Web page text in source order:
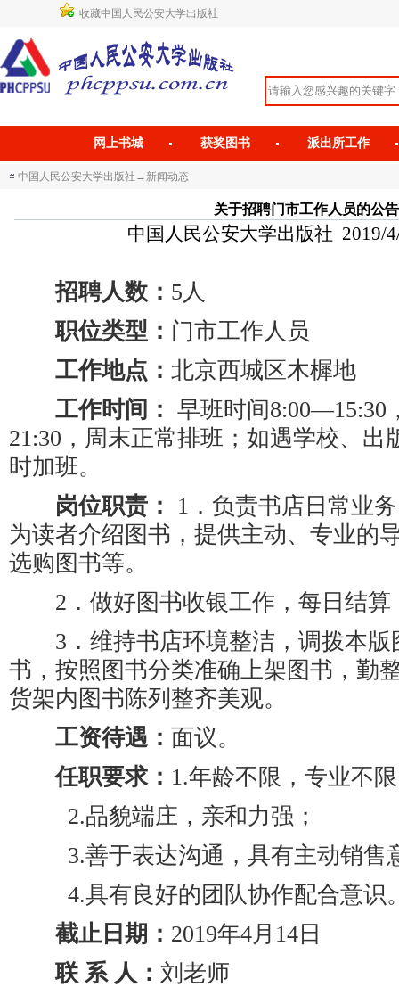
收藏中国人民公安大学出版社
网上书城 获奖图书 派出所工作
中国人民公安大学出版社 → 新闻动态
关于招聘门市工作人员的公告
中国人民公安大学出版社 2019/
招聘人数： 5人
职位类型： 门市工作人员
工作地点： 北京西城区木樨地
工作时间： 早班时间8:00—15:30
21:30，周末正常排班；如遇学校、出
时加班。
岗位职责：
1．负责书店日常业
为读者介绍图书，提供主动、专业的
选购图书等。
2．做好图书收银工作，每日结算
3．维持书店环境整洁，调拨本版
书，按照图书分类准确上架图书，勤
货架内图书陈列整齐美观。
工资待遇： 面议。
任职要求： 1.年龄不限，专业不
2.品貌端庄，亲和力强；
3.善于表达沟通，具有主动销售
4.具有良好的团队协作配合意识
截止日期： 2019年4月14日
联 系 人： 刘老师